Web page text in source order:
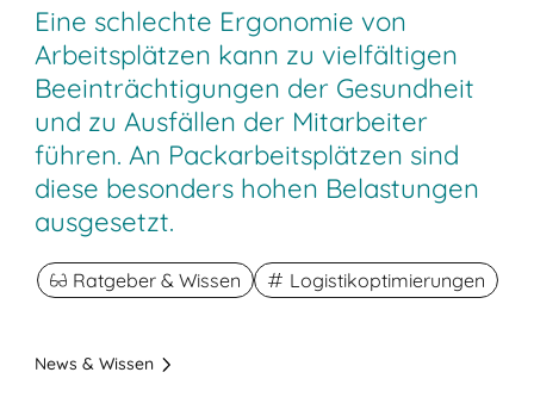
Eine schlechte Ergonomie von
Arbeitsplätzen kann zu vielfältigen
Beeinträchtigungen der Gesundheit
und zu Ausfällen der Mitarbeiter
führen. An Packarbeitsplätzen sind
diese besonders hohen Belastungen
ausgesetzt.
Ratgeber & Wissen Logistikoptimierungen
News & Wissen